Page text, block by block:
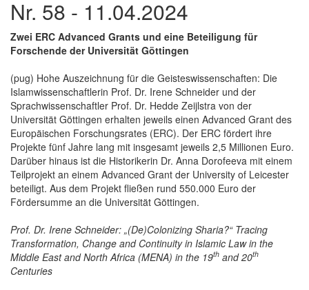
Nr. 58 - 11.04.2024
Zwei ERC Advanced Grants und eine Beteiligung für
Forschende der Universität Göttingen
(pug) Hohe Auszeichnung für die Geisteswissenschaften: Die
Islamwissenschaftlerin Prof. Dr. Irene Schneider und der
Sprachwissenschaftler Prof. Dr. Hedde Zeijlstra von der
Universität Göttingen erhalten jeweils einen Advanced Grant des
Europäischen Forschungsrates (ERC). Der ERC fördert ihre
Projekte fünf Jahre lang mit insgesamt jeweils 2,5 Millionen Euro.
Darüber hinaus ist die Historikerin Dr. Anna Dorofeeva mit einem
Teilprojekt an einem Advanced Grant der University of Leicester
beteiligt. Aus dem Projekt fließen rund 550.000 Euro der
Fördersumme an die Universität Göttingen.
Prof. Dr. Irene Schneider: „(De)Colonizing Sharia?“Tracing
Transformation, Change and Continuity in Islamic Law in the
Middle East and North Africa (MENA) in the 19th and 20th
Centuries